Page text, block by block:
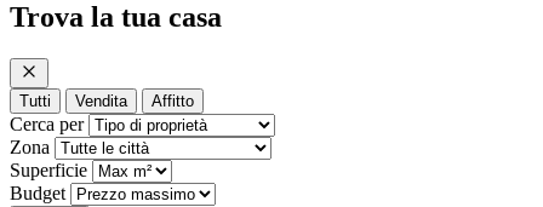
Trova la tua casa
Tutti Vendita Affitto
Cerca per
Zona
Superficie
Budget